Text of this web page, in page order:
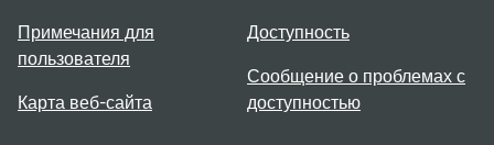
Примечания для
пользователя
Карта веб-сайта
Доступность
Сообщение о проблемах с
доступностью